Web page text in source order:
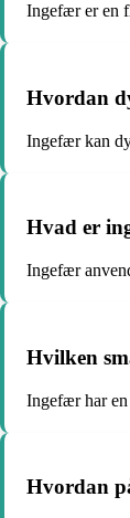
Ingefær er en
Hvordan
Ingefær kan
Hvad er
Ingefær
Hvilken
Ingefær har
Hvordan